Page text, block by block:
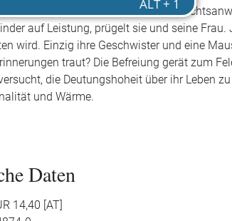
auf: Die Eltern sind
auf Leistung, prügelt sie und seine
wird. Einzig ihre Geschwister und eine
traut? Die Befreiung gerät zum
die Deutungshoheit über ihr Leben
und Wärme.
Daten
14,40 [AT]